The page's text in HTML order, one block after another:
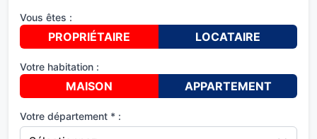
Vous êtes :
PROPRIÉTAIRE LOCATAIRE
Votre habitation :
MAISON APPARTEMENT
Votre département * :